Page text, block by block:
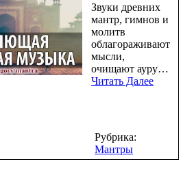
Звуки древних
мантр, гимнов и
молитв
облагораживают
мысли,
очищают ауру…
Читать Далее
Рубрика:
Мантры